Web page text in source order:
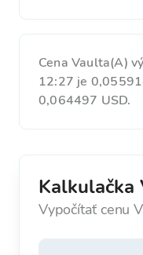
Cena Vaulta(A)
12:27 je
0,064497 USD.
Kalkulačka
Vypočítať cenu